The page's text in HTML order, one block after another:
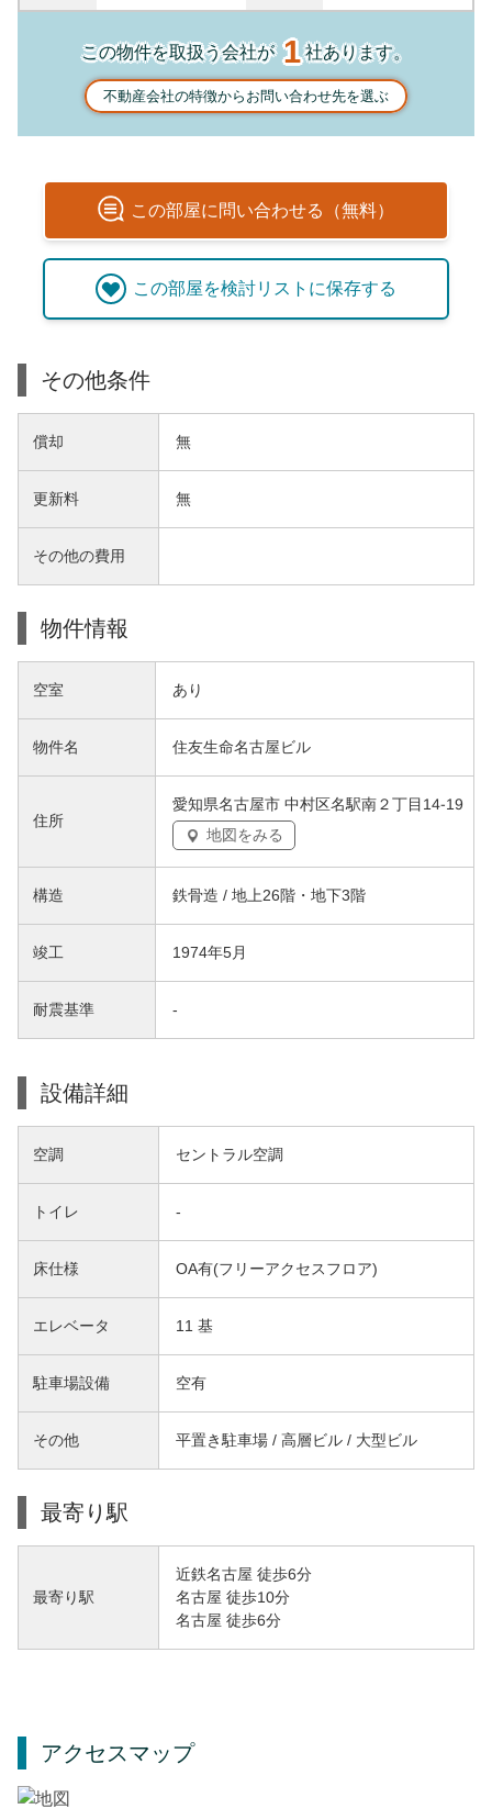
この物件を取扱う会社が1社あります。
不動産会社の特徴からお問い合わせ先を選ぶ
この部屋に問い合わせる（無料）
この部屋を検討リストに保存する
その他条件
償却 無
更新料 無
その他の費用
物件情報
空室 あり
物件名 住友生命名古屋ビル
住所
愛知県名古屋市 中村区名駅南２丁目14-19
地図をみる
構造 鉄骨造 / 地上26階・地下3階
竣工 1974年5月
耐震基準 -
設備詳細
空調 セントラル空調
トイレ -
床仕様 OA有(フリーアクセスフロア)
エレベータ 11 基
駐車場設備 空有
その他 平置き駐車場 / 高層ビル / 大型ビル
最寄り駅
最寄り駅
近鉄名古屋 徒歩6分
名古屋 徒歩10分
名古屋 徒歩6分
アクセスマップ